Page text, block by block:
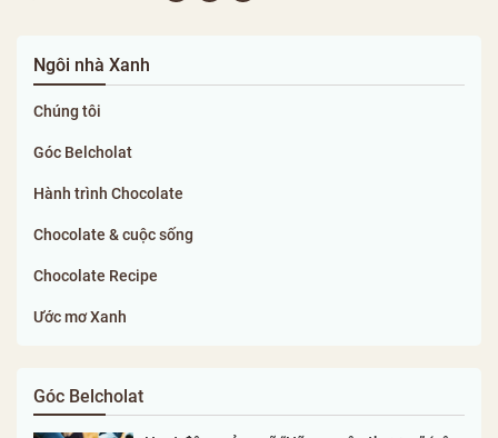
Ngôi nhà Xanh
Chúng tôi
Góc Belcholat
Hành trình Chocolate
Chocolate & cuộc sống
Chocolate Recipe
Ước mơ Xanh
Góc Belcholat